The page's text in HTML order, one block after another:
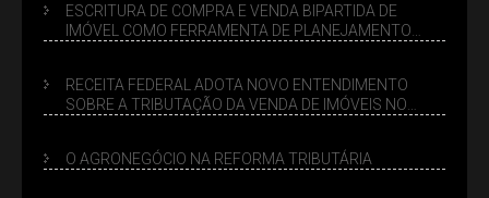
ESCRITURA DE COMPRA E VENDA BIPARTIDA DE
IMÓVEL COMO FERRAMENTA DE PLANEJAMENTO
RECEITA FEDERAL ADOTA NOVO ENTENDIMENTO
SOBRE A TRIBUTAÇÃO DA VENDA DE IMÓVEIS NO
O AGRONEGÓCIO NA REFORMA TRIBUTÁRIA